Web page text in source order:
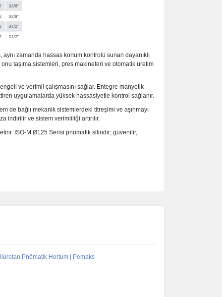
zamanda hassas konum kontrolü sunan dayanıklı
taşıma sistemleri, pres makineleri ve otomatik üretim
ve verimli çalışmasını sağlar. Entegre manyetik
uygulamalarda yüksek hassasiyetle kontrol sağlanır.
de bağlı mekanik sistemlerdeki titreşimi ve aşınmayı
indirilir ve sistem verimliliği artırılır.
ISO-M Ø125 Serisi pnömatik silindir; güvenilir,